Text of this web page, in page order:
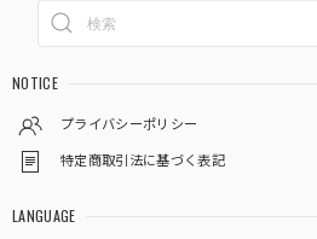
NOTICE
プライバシーポリシー
特定商取引法に基づく表記
LANGUAGE